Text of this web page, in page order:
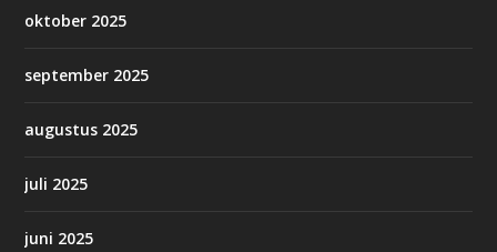
oktober 2025
september 2025
augustus 2025
juli 2025
juni 2025